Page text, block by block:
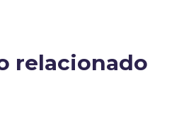
relacionado